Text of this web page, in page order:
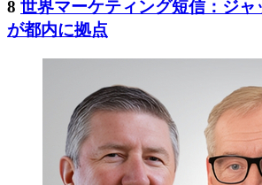
8 世界マーケティング短信：ジャ
が都内に拠点